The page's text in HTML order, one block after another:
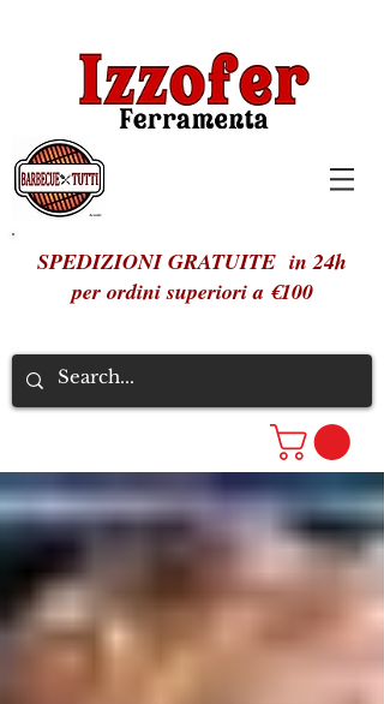
SPEDIZIONI GRATUITE in 24h
per ordini superiori a €100